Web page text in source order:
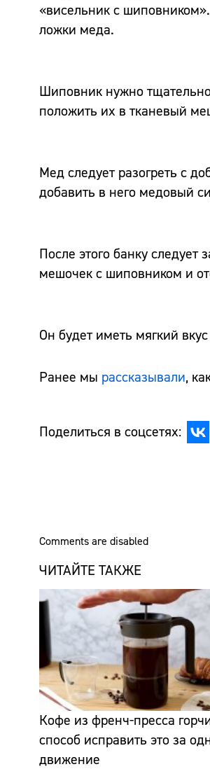
«висельник с
ложки меда.
Шиповник нужно
положить их в тканевый
Мед следует разогреть с
добавить в него медовый
После этого банку
мешочек с шиповником и
Он будет иметь мягкий
Ранее мы рассказывали,
Поделиться в соцсетях:
Comments are disabled
ЧИТАЙТЕ ТАКЖЕ
Кофе из френч-пресса
способ исправить это за
движение